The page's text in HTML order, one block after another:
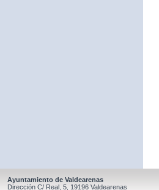
Ayuntamiento de Valdearenas
Dirección C/ Real, 5, 19196 Valdearenas